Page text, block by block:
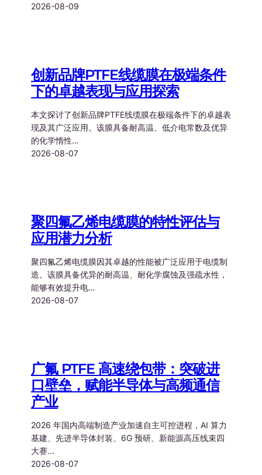
2026-08-09
创新品牌PTFE线缆膜在极端条件
下的卓越表现与应用探索
本文探讨了创新品牌PTFE线缆膜在极端条件下的卓越表
现及其广泛应用。该膜具备耐高温、低介电常数及优异
的化学惰性…
2026-08-07
聚四氟乙烯电缆膜的特性评估与
应用潜力分析
聚四氟乙烯电缆膜因其卓越的性能被广泛应用于电缆制
造。该膜具备优异的耐高温、耐化学腐蚀及强疏水性，
能够有效提升电…
2026-08-07
广氟 PTFE 高速绕包带：突破进
口壁垒，赋能半导体与高频通信
产业
2026 年国内高端制造产业加速自主可控进程，AI 算力
基建、先进半导体封装、6G 预研、新能源高压线束四
大赛…
2026-08-07